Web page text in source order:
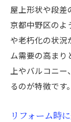
屋上形状や段差
京都中野区のよ
や老朽化の状況
ム需要の高まり
上やバルコニ
るのが特徴です。
リフォーム時